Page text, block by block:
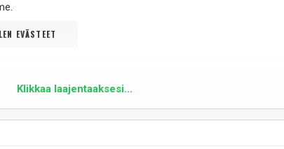
.
EVÄSTEET
Klikkaa laajentaaksesi...